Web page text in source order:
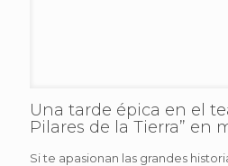
Una tarde épica en el
Pilares de la Tierra” en
Si te apasionan las grandes